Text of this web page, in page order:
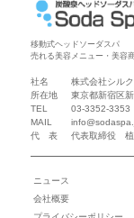
移動式ヘッドソーダスパ
売れる美容メニュー・美容
社名
株式会社シル
所在地
東京都新宿区
TEL
03-3352-3353
MAIL
代 表
代表取締役 植
ニュース
会社概要